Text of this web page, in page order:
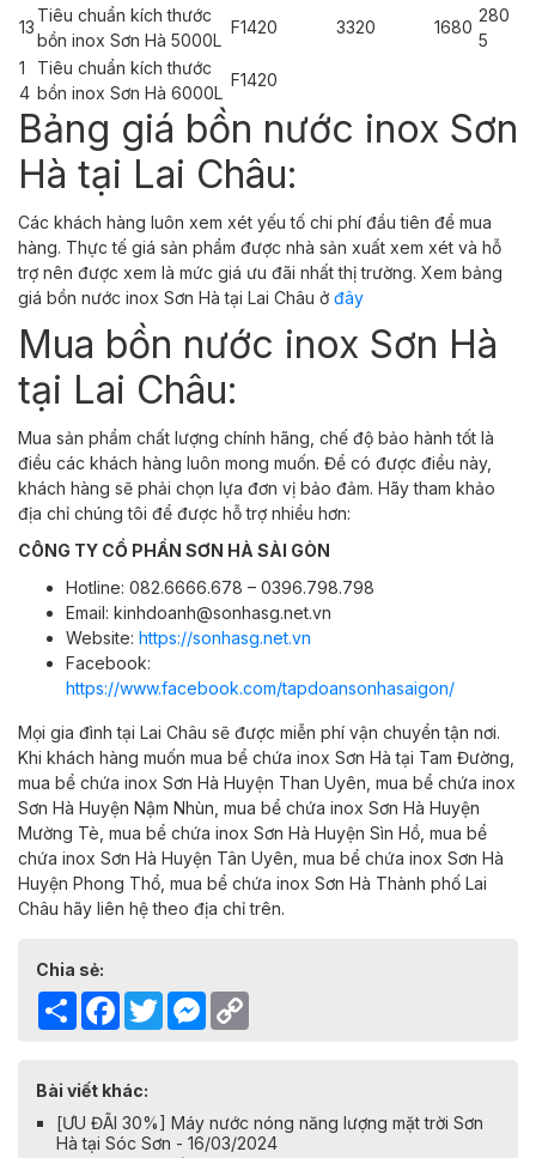
13
Tiêu chuẩn kích thước
bồn inox Sơn Hà 5000L
F1420 3320 1680
280
5
1
4
Tiêu chuẩn kích thước
bồn inox Sơn Hà 6000L
F1420
Bảng giá bồn nước inox Sơn
Hà tại Lai Châu:
Các khách hàng luôn xem xét yếu tố chi phí đầu tiên để mua
hàng. Thực tế giá sản phẩm được nhà sản xuất xem xét và hỗ
trợ nên được xem là mức giá ưu đãi nhất thị trường. Xem bảng
giá bồn nước inox Sơn Hà tại Lai Châu ở đây
Mua bồn nước inox Sơn Hà
tại Lai Châu:
Mua sản phẩm chất lượng chính hãng, chế độ bảo hành tốt là
điều các khách hàng luôn mong muốn. Để có được điều này,
khách hàng sẽ phải chọn lựa đơn vị bảo đảm. Hãy tham khảo
địa chỉ chúng tôi để được hỗ trợ nhiều hơn:
CÔNG TY CỔ PHẦN SƠN HÀ SÀI GÒN
Hotline: 082.6666.678 – 0396.798.798
Email: kinhdoanh@sonhasg.net.vn
Website: https://sonhasg.net.vn
Facebook:
https://www.facebook.com/tapdoansonhasaigon/
Mọi gia đình tại Lai Châu sẽ được miễn phí vận chuyển tận nơi.
Khi khách hàng muốn mua bể chứa inox Sơn Hà tại Tam Đường,
mua bể chứa inox Sơn Hà Huyện Than Uyên, mua bể chứa inox
Sơn Hà Huyện Nậm Nhùn, mua bể chứa inox Sơn Hà Huyện
Mường Tè, mua bể chứa inox Sơn Hà Huyện Sìn Hồ, mua bể
chứa inox Sơn Hà Huyện Tân Uyên, mua bể chứa inox Sơn Hà
Huyện Phong Thổ, mua bể chứa inox Sơn Hà Thành phố Lai
Châu hãy liên hệ theo địa chỉ trên.
Chia sẻ:
Share Facebook
TwitterMessenger
Bài viết khác:
[ƯU ĐÃI 30%] Máy nước nóng năng lượng mặt trời Sơn
Hà tại Sóc Sơn - 16/03/2024